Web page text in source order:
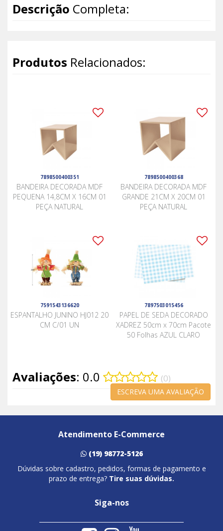
Descrição Completa:
Produtos Relacionados:
7898500400351
BANDEIRA DECORADA MDF
PEQUENA 14,8CM X 16CM 01
PEÇA NATURAL
7898500400368
BANDEIRA DECORADA MDF
GRANDE 21CM X 20CM 01
PEÇA NATURAL
7591543136620
ESPANTALHO JUNINO HJ012 20
CM C/01 UN
7897503015456
PAPEL DE SEDA DECORADO
XADREZ 50cm x 70cm Pacote
50 Folhas AZUL CLARO
Avaliações: 0.0 (0)
ESCREVA UMA AVALIAÇÃO
Atendimento E-Commerce
(19) 98772-5126
Dúvidas sobre cadastro, pedidos, formas de pagamento e
prazo de entrega? Tire suas dúvidas.
Siga-nos